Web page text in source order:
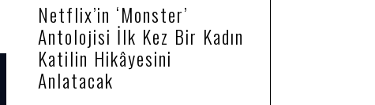
Netflix’in ‘Monster’
Antolojisi İlk Kez Bir Kadın
Katilin Hikâyesini
Anlatacak